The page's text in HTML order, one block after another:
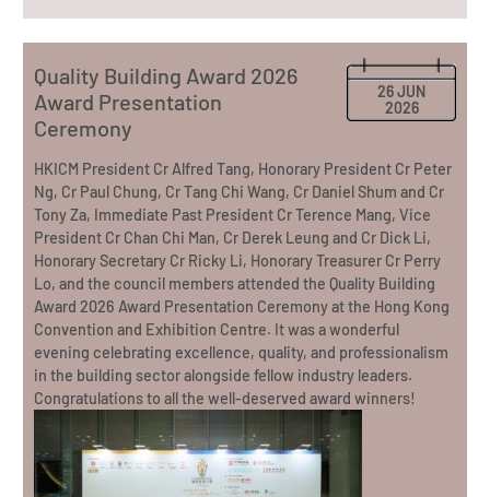
26 JUN
2026
Quality Building Award 2026
Award Presentation
Ceremony
HKICM President Cr Alfred Tang, Honorary President Cr Peter
Ng, Cr Paul Chung, Cr Tang Chi Wang, Cr Daniel Shum and Cr
Tony Za, Immediate Past President Cr Terence Mang, Vice
President Cr Chan Chi Man, Cr Derek Leung and Cr Dick Li,
Honorary Secretary Cr Ricky Li, Honorary Treasurer Cr Perry
Lo, and the council members attended the Quality Building
Award 2026 Award Presentation Ceremony at the Hong Kong
Convention and Exhibition Centre. It was a wonderful
evening celebrating excellence, quality, and professionalism
in the building sector alongside fellow industry leaders.
Congratulations to all the well-deserved award winners!